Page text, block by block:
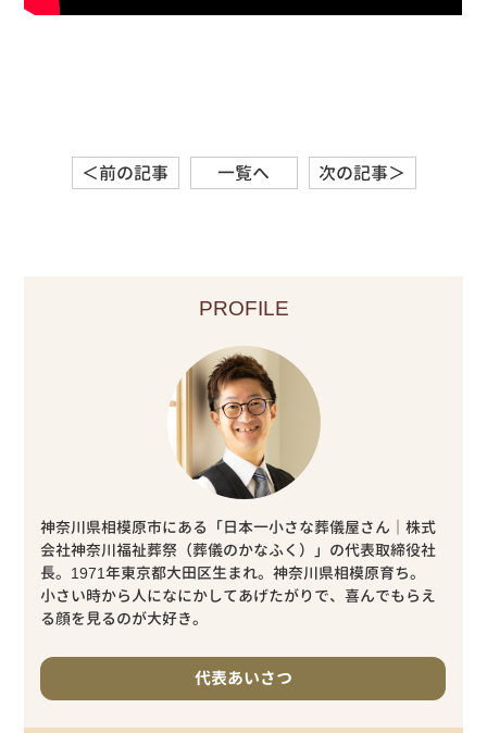
＜前の記事 一覧へ 次の記事＞
PROFILE
神奈川県相模原市にある「日本一小さな葬儀屋さん｜株式
会社神奈川福祉葬祭（葬儀のかなふく）」の代表取締役社
長。1971年東京都大田区生まれ。神奈川県相模原育ち。
小さい時から人になにかしてあげたがりで、喜んでもらえ
る顔を見るのが大好き。
代表あいさつ